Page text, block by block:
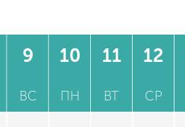
9
ВС
10
ПН
11
ВТ
12
СР